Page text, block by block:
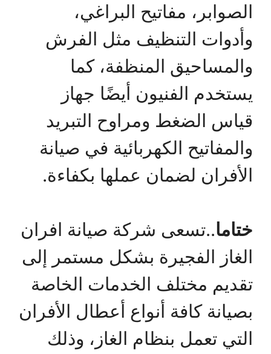
الصوابر، مفاتيح البراغي،
وأدوات التنظيف مثل الفرش
والمساحيق المنظفة، كما
يستخدم الفنيون أيضًا جهاز
قياس الضغط ومراوح التبريد
والمفاتيح الكهربائية في صيانة
الأفران لضمان عملها بكفاءة.
ختاما..تسعى شركة صيانة افران
الغاز الفجيرة بشكل مستمر إلى
تقديم مختلف الخدمات الخاصة
بصيانة كافة أنواع أعطال الأفران
التي تعمل بنظام الغاز، وذلك